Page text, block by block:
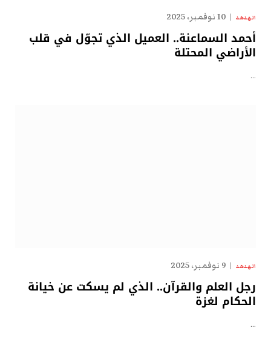
الهدهد 10 نوفمبر، 2025
أحمد السماعنة.. العميل الذي تجوّل في قلب
الأراضي المحتلة
…
الهدهد 9 نوفمبر، 2025
رجل العلم والقرآن.. الذي لم يسكت عن خيانة
الحكام لغزة
…